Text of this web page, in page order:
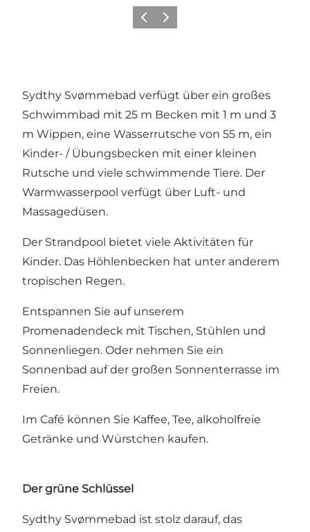
ZurückWeiter
Sydthy Svømmebad verfügt über ein großes
Schwimmbad mit 25 m Becken mit 1 m und 3
m Wippen, eine Wasserrutsche von 55 m, ein
Kinder- / Übungsbecken mit einer kleinen
Rutsche und viele schwimmende Tiere. Der
Warmwasserpool verfügt über Luft- und
Massagedüsen.
Der Strandpool bietet viele Aktivitäten für
Kinder. Das Höhlenbecken hat unter anderem
tropischen Regen.
Entspannen Sie auf unserem
Promenadendeck mit Tischen, Stühlen und
Sonnenliegen. Oder nehmen Sie ein
Sonnenbad auf der großen Sonnenterrasse im
Freien.
Im Café können Sie Kaffee, Tee, alkoholfreie
Getränke und Würstchen kaufen.
Der grüne Schlüssel
Sydthy Svømmebad ist stolz darauf, das